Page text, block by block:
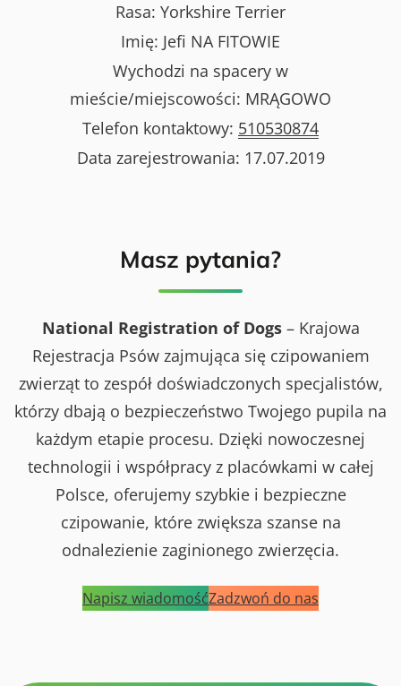
Rasa: Yorkshire Terrier
Imię: Jefi NA FITOWIE
Wychodzi na spacery w
mieście/miejscowości: MRĄGOWO
Telefon kontaktowy: 510530874
Data zarejestrowania: 17.07.2019
Masz pytania?
National Registration of Dogs– Krajowa
Rejestracja Psów zajmująca się czipowaniem
zwierząt to zespół doświadczonych specjalistów,
którzy dbają o bezpieczeństwo Twojego pupila na
każdym etapie procesu. Dzięki nowoczesnej
technologii i współpracy z placówkami w całej
Polsce, oferujemy szybkie i bezpieczne
czipowanie, które zwiększa szanse na
odnalezienie zaginionego zwierzęcia.
Napisz wiadomośćZadzwoń do nas